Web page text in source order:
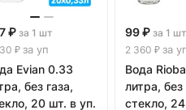
₽ за 1 шт
₽за уп
Evian 0.33
без газа,
20 шт. в уп.
99 ₽ за 1 шт
2 360 ₽ за
Вода
литра, без
стекло,